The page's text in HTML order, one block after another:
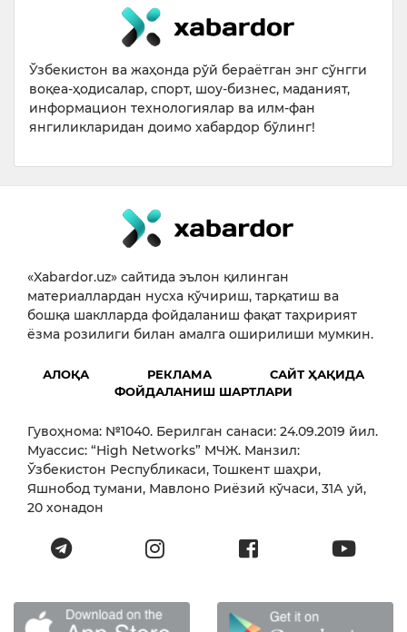
Ўзбекистон ва жаҳонда рўй бераётган энг сўнгги
воқеа-ҳодисалар, спорт, шоу-бизнес, маданият,
информацион технологиялар ва илм-фан
янгиликларидан доимо хабардор бўлинг!
«Xabardor.uz» сайтида эълон қилинган
материаллардан нусха кўчириш, тарқатиш ва
бошқа шаклларда фойдаланиш фақат таҳририят
ёзма розилиги билан амалга оширилиши мумкин.
АЛОҚА РЕКЛАМА
САЙТ ҲАҚИДА
ФОЙДАЛАНИШ ШАРТЛАРИ
Гувоҳнома: №1040. Берилган санаси: 24.09.2019 йил.
Муассис: “High Networks” МЧЖ. Манзил:
Ўзбекистон Республикаси, Тошкент шаҳри,
Яшнобод тумани, Мавлоно Риёзий кўчаси, 31А уй,
20 хонадон